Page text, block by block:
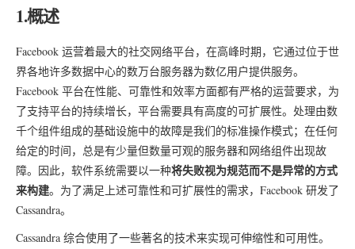
1.概述
Facebook 运营着最大的社交网络平台，在高峰时期，它通过位于世
界各地许多数据中心的数万台服务器为数亿用户提供服务。
Facebook 平台在性能、可靠性和效率方面都有严格的运营要求，为
了支持平台的持续增长，平台需要具有高度的可扩展性。处理由数
千个组件组成的基础设施中的故障是我们的标准操作模式；在任何
给定的时间，总是有少量但数量可观的服务器和网络组件出现故
障。因此，软件系统需要以一种将失败视为规范而不是异常的方式
来构建。为了满足上述可靠性和可扩展性的需求，Facebook 研发了
Cassandra。
Cassandra 综合使用了一些著名的技术来实现可伸缩性和可用性。